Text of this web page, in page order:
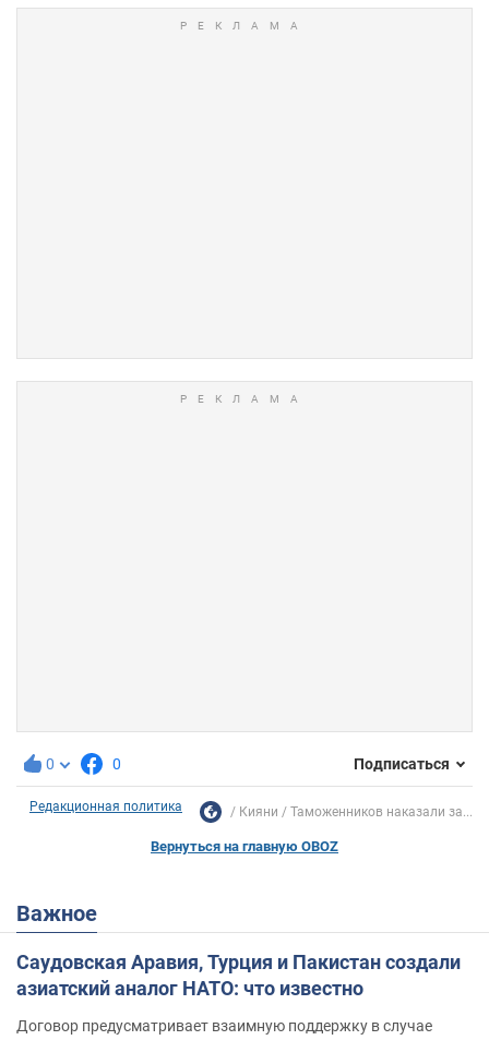
0 0 Подписаться
Редакционная политика Кияни Таможенников наказали за...
Вернуться на главную OBOZ
Важное
Саудовская Аравия, Турция и Пакистан создали
азиатский аналог НАТО: что известно
Договор предусматривает взаимную поддержку в случае